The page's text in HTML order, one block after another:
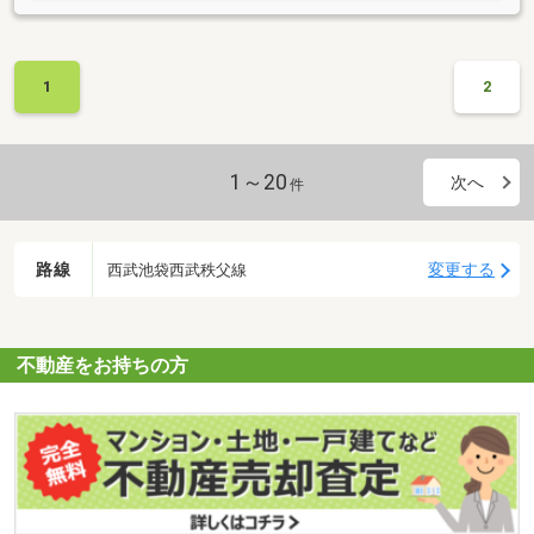
1 2
1～20 件 次へ
路線 西武池袋西武秩父線 変更する
不動産をお持ちの方